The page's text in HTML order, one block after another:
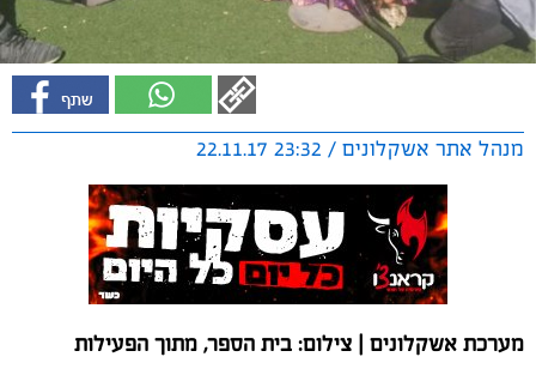
מנהל אתר אשקלונים / 23:32 22.11.17
מערכת אשקלונים | צילום: בית הספר, מתוך הפעילות